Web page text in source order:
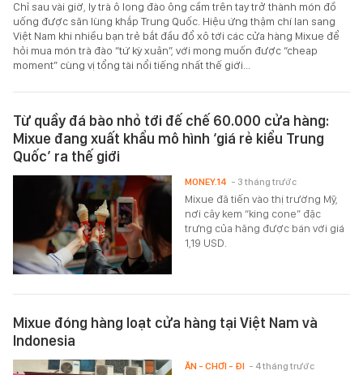
Chỉ sau vài giờ, ly trà ô long đào ông cầm trên tay trở thành món đồ
uống được săn lùng khắp Trung Quốc. Hiệu ứng thậm chí lan sang
Việt Nam khi nhiều bạn trẻ bắt đầu đổ xô tới các cửa hàng Mixue để
hỏi mua món trà đào “tứ kỳ xuân”, với mong muốn được “cheap
moment” cùng vị tổng tài nổi tiếng nhất thế giới...
Từ quầy đá bào nhỏ tới đế chế 60.000 cửa hàng:
Mixue đang xuất khẩu mô hình ‘giá rẻ kiểu Trung
Quốc’ ra thế giới
Mixue đã tiến vào thị trường Mỹ,
nơi cây kem “king cone” đặc
trưng của hãng được bán với giá
1,19 USD.
MONEY.14 - 3 tháng trước
Mixue đóng hàng loạt cửa hàng tại Việt Nam và
Indonesia
ĂN - CHƠI - ĐI - 4 tháng trước